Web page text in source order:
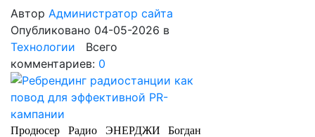
Автор Администратор сайта
Опубликовано 04-05-2026 в
Технологии Всего
комментариев: 0
Продюсер Радио ЭНЕРДЖИ Богдан